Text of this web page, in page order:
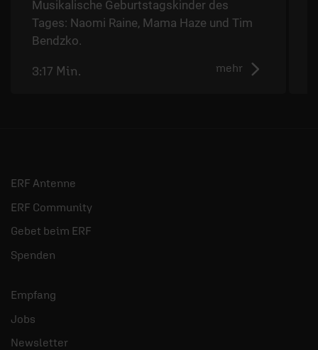
Musikalische Geburtstagskinder des
Tages: Naomi Raine, Mama Haze und Tim
Bendzko.
mehr
3:17 Min.
ERF Antenne
ERF Community
Gebet beim ERF
Spenden
Empfang
Jobs
Newsletter